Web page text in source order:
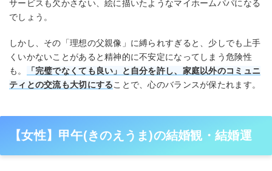
サービスも欠かさない、絵に描いたようなマイホームパパになる
でしょう。
しかし、その「理想の父親像」に縛られすぎると、少しでも上手
くいかないことがあると精神的に不安定になってしまう危険性
も。
「完璧でなくても良い」と自分を許し、家庭以外のコミュニ
ティとの交流も大切にすることで、心のバランスが保たれます。
【女性】甲午(きのえうま)の結婚観・結婚運